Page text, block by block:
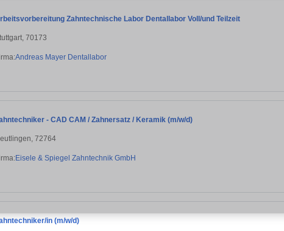
Zahntechnische Labor Dentallabor Voll/und Teilzeit
70173
Andreas Mayer Dentallabor
- CAD CAM / Zahnersatz / Keramik (m/w/d)
72764
Eisele & Spiegel Zahntechnik GmbH
in (m/w/d)